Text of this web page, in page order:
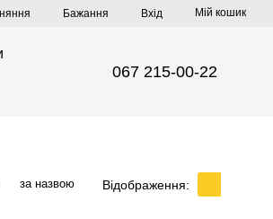
Бажання Вхід Мій кошик
067 215-00-22
за назвою Відображення: